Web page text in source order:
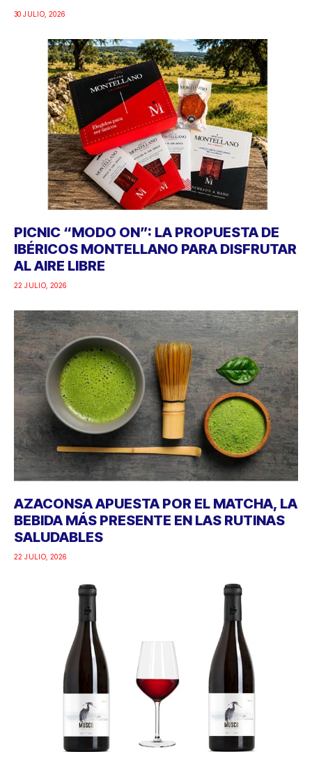
30 JULIO, 2026
PICNIC “MODO ON”: LA PROPUESTA DE
IBÉRICOS MONTELLANO PARA DISFRUTAR
AL AIRE LIBRE
22 JULIO, 2026
AZACONSA APUESTA POR EL MATCHA, LA
BEBIDA MÁS PRESENTE EN LAS RUTINAS
SALUDABLES
22 JULIO, 2026